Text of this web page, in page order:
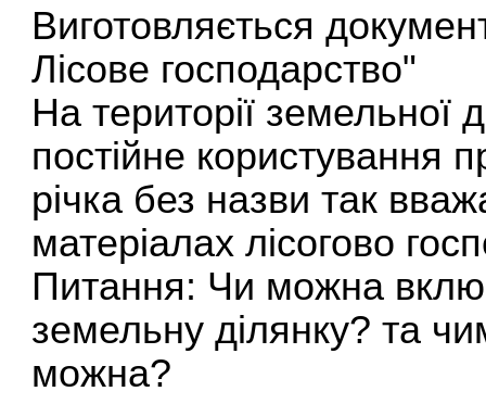
Виготовляється
Лісове господарство"
На території земельної
постійне користування
річка без назви так
матеріалах лісогово
Питання: Чи можна
земельну ділянку? та
можна?